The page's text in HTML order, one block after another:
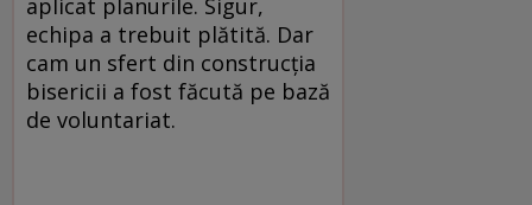
aplicat planurile. Sigur,
echipa a trebuit plătită. Dar
cam un sfert din construcţia
bisericii a fost făcută pe bază
de voluntariat.